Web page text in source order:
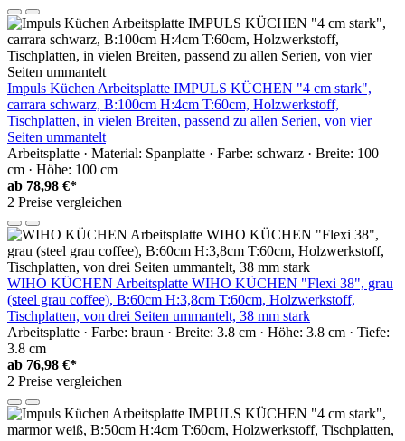
Impuls Küchen Arbeitsplatte IMPULS KÜCHEN "4 cm stark",
carrara schwarz, B:100cm H:4cm T:60cm, Holzwerkstoff,
Tischplatten, in vielen Breiten, passend zu allen Serien, von vier
Seiten ummantelt
Arbeitsplatte · Material: Spanplatte · Farbe: schwarz · Breite: 100
cm · Höhe: 100 cm
ab 78,98 €*
2 Preise vergleichen
WIHO KÜCHEN Arbeitsplatte WIHO KÜCHEN "Flexi 38", grau
(steel grau coffee), B:60cm H:3,8cm T:60cm, Holzwerkstoff,
Tischplatten, von drei Seiten ummantelt, 38 mm stark
Arbeitsplatte · Farbe: braun · Breite: 3.8 cm · Höhe: 3.8 cm · Tiefe:
3.8 cm
ab 76,98 €*
2 Preise vergleichen